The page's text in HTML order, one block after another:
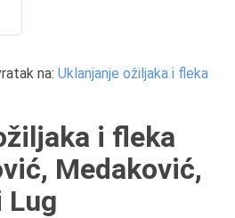
na: Uklanjanje ožiljaka i fleka
i fleka
Medaković,
Lug